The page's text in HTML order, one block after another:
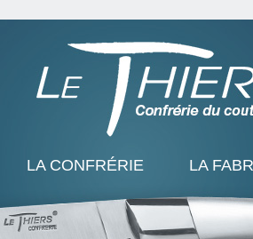
LA CONFRÉRIE LA